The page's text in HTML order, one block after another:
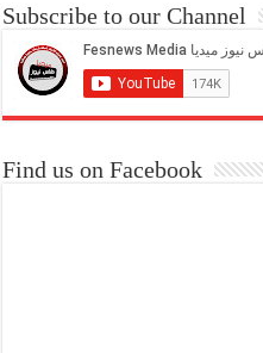
Subscribe to our Channel
Find us on Facebook